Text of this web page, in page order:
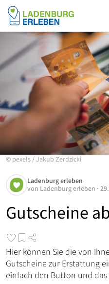
© pexels/ Jakub Zerdzicki
Gutscheine
Ladenburg erleben
von Ladenburg erleben ·
Hier können Sie die von
Gutscheine zur Erstattung
einfach den Button und